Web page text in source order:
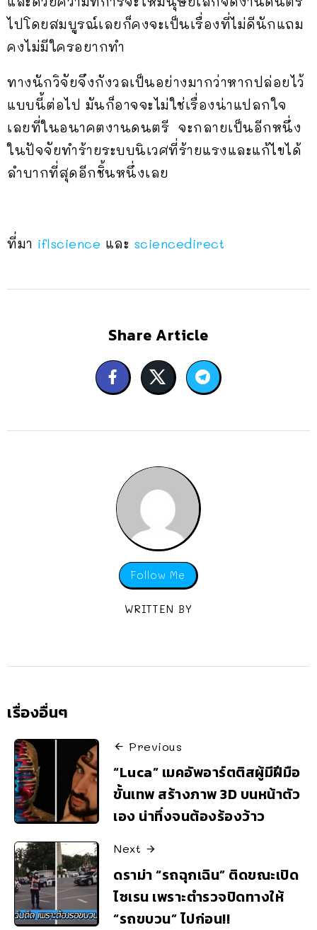
ไปโดยสมบูรณ์เลยก็คงจะเป็นเรื่องที่ไม่ดีนักแถม
คงไม่มีใครอยากทำ
ทางนักวิจัยจึงกังวลเป็นอย่างมากว่าหากปล่อยไว้
แบบนี้ต่อไป มันก็อาจจะไม่ใช่เรื่องน่าแปลกใจ
เลยที่ในอนาคตงานดนตรี จะกลายเป็นอีกหนึ่ง
ในปัจจัยทำร้ายระบบนิเวศที่ร้ายแรงและแก้ไขได้
ลำบากที่สุดอีกชิ้นหนึ่งเลย
ที่มา iflscience และ sciencedirect
Share Article
Follow Me
WRITTEN BY
เรื่องอื่นๆ
Previous
“Luca” เมคอัพอาร์ตติสผู้มีฝีมือ
ขั้นเทพ สร้างภาพ 3D บนหน้าตัว
เอง น่าทึ่งจนต้องร้องว้าว
Next
ดราม่า “รถฉุกเฉิน” ติดขณะเปิด
ไซเรน เพราะตำรวจปิดทางให้
“รถขบวน” ไปก่อน!!